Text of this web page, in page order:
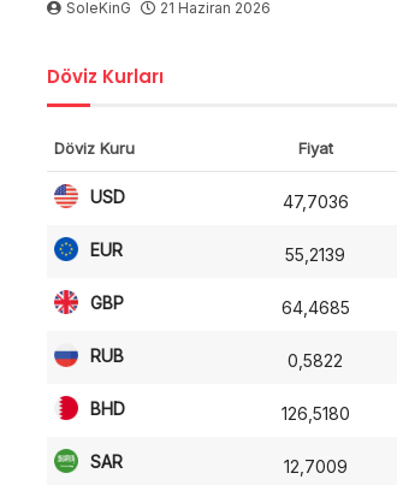
SoleKinG 21 Haziran 2026
Döviz Kurları
Döviz Kuru Fiyat
USD 47,7036
EUR 55,2139
GBP 64,4685
RUB 0,5822
BHD 126,5180
SAR 12,7009